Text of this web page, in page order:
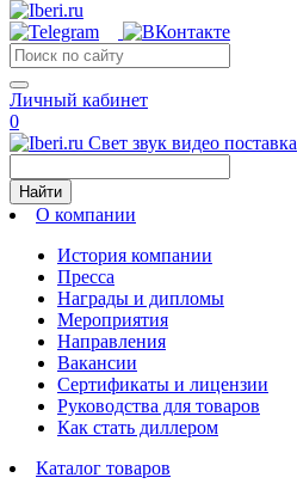
Личный кабинет
0
Свет звук видео поставка
Найти
О компании
История компании
Пресса
Награды и дипломы
Мероприятия
Направления
Вакансии
Сертификаты и лицензии
Руководства для товаров
Как стать диллером
Каталог товаров